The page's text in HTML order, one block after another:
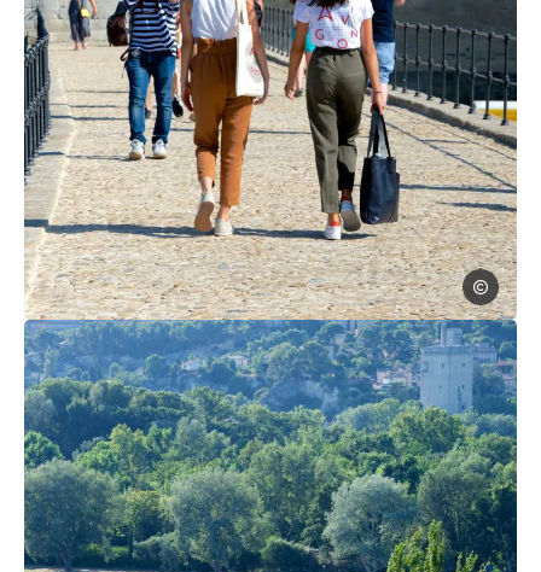
Photo, © Sylvie Villeger
Sylvie